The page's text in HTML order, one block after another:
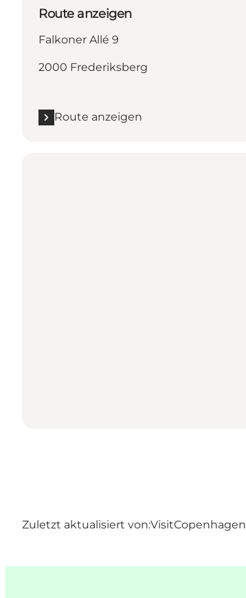
Route anzeigen
Falkoner Allé 9
2000 Frederiksberg
Route anzeigen
Zuletzt aktualisiert von:VisitCopenhagen